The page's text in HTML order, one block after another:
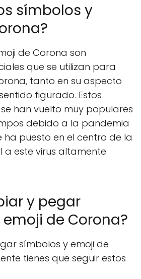
símbolos y
de Corona son
que se utilizan para
tanto en su aspecto
figurado. Estos
han vuelto muy populares
debido a la pandemia
ha puesto en el centro de la
a este virus altamente
y pegar
de Corona?
símbolos y emoji de
tienes que seguir estos